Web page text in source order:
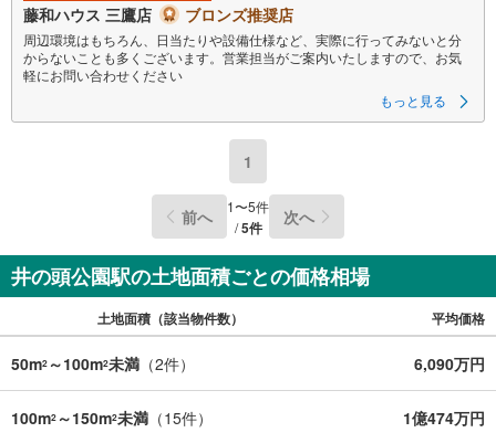
藤和ハウス 三鷹店 ブロンズ推奨店
周辺環境はもちろん、日当たりや設備仕様など、実際に行ってみないと分
からないことも多くございます。営業担当がご案内いたしますので、お気
軽にお問い合わせください
もっと見る
1
前へ 1〜5件
/5件 次へ
井の頭公園駅の土地面積ごとの価格相場
土地面積（該当物件数） 平均価格
50m2 ～100m2未満 （2件） 6,090万円
100m2 ～150m2未満 （15件） 1億474万円